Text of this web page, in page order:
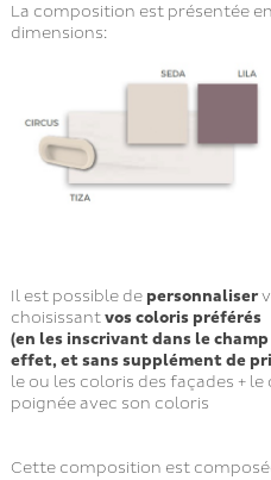
La composition est présentée
dimensions:
Il est possible de personnaliser
choisissantvos coloris préférés
(en les inscrivant dans le
effet, et sans supplément de
le ou les coloris des façades + le
poignée avec son coloris
Cette composition est